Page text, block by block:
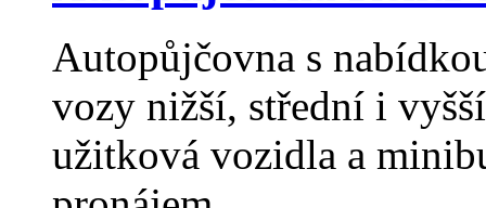
Autopůjčovna s
vozy nižší, střední i
užitková vozidla a